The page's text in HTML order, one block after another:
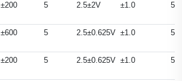
±200 5 2.5±2V ±1.0 50
±600 5 2.5±0.625V ±1.0 50
±200 5 2.5±0.625V ±1.0 50